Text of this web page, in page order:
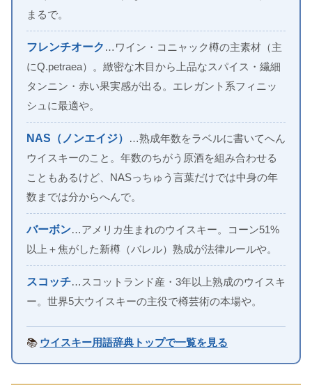
まるで。
フレンチオーク …ワイン・コニャック樽の主素材（主
にQ.petraea）。緻密な木目から上品なスパイス・繊細
タンニン・赤い果実感が出る。エレガント系フィニッ
シュに最適や。
NAS（ノンエイジ）
…熟成年数をラベルに書いてへん
ウイスキーのこと。年数のちがう原酒を組み合わせる
こともあるけど、NASっちゅう言葉だけでは中身の年
数までは分からへんで。
バーボン…アメリカ生まれのウイスキー。コーン51%
以上＋焦がした新樽（バレル）熟成が法律ルールや。
スコッチ…スコットランド産・3年以上熟成のウイスキ
ー。世界5大ウイスキーの主役で樽芸術の本場や。
📚 ウイスキー用語辞典トップで一覧を見る